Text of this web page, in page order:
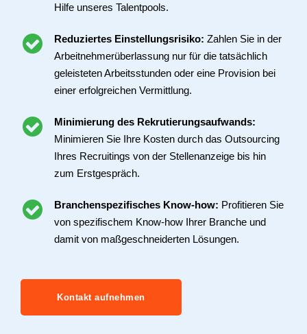
Hilfe unseres Talentpools.
Reduziertes Einstellungsrisiko: Zahlen Sie in der
Arbeitnehmerüberlassung nur für die tatsächlich
geleisteten Arbeitsstunden oder eine Provision bei
einer erfolgreichen Vermittlung.
Minimierung des Rekrutierungsaufwands:
Minimieren Sie Ihre Kosten durch das Outsourcing
Ihres Recruitings von der Stellenanzeige bis hin
zum Erstgespräch.
Branchenspezifisches Know-how: Profitieren Sie
von spezifischem Know-how Ihrer Branche und
damit von maßgeschneiderten Lösungen.
Kontakt aufnehmen